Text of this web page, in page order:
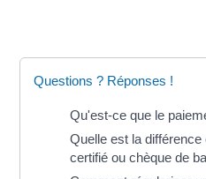
Questions ? Réponses !
Qu'est-ce que le
Quelle est la
certifié ou chèque de